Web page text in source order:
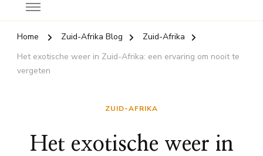
Home Zuid-Afrika Blog
Zuid-Afrika
Het exotische weer in Zuid-Afrika: een ervaring om nooit te
vergeten
ZUID-AFRIKA
Het exotische weer in